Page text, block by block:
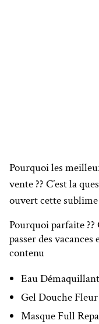
Pourquoi les
vente ?? C’est la
ouvert cette
Pourquoi parfaite
passer des
contenu
Eau
Gel Douche
Masque Full